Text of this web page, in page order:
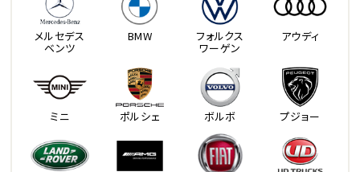
メルセデス
ベンツ
BMW フォルクス
ワーゲン
アウディ
ミニ ポルシェ ボルボ プジョー